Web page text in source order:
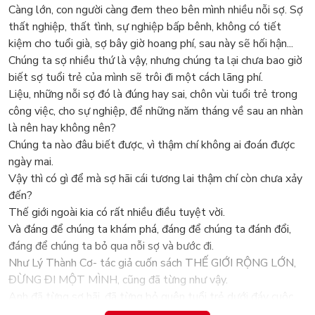
Càng lớn, con người càng đem theo bên mình nhiều nỗi sợ. Sợ
thất nghiệp, thất tình, sự nghiệp bấp bênh, không có tiết
kiệm cho tuổi già, sợ bây giờ hoang phí, sau này sẽ hối hận...
Chúng ta sợ nhiều thứ là vậy, nhưng chúng ta lại chưa bao giờ
biết sợ tuổi trẻ của mình sẽ trôi đi một cách lãng phí.
Liệu, những nỗi sợ đó là đúng hay sai, chôn vùi tuổi trẻ trong
công việc, cho sự nghiệp, để những năm tháng về sau an nhàn
là nên hay không nên?
Chúng ta nào đâu biết được, vì thậm chí không ai đoán được
ngày mai.
Vậy thì có gì để mà sợ hãi cái tương lai thậm chí còn chưa xảy
đến?
Thế giới ngoài kia có rất nhiều điều tuyệt vời.
Và đáng để chúng ta khám phá, đáng để chúng ta đánh đổi,
đáng để chúng ta bỏ qua nỗi sợ và bước đi.
Như Lý Thành Cơ- tác giả cuốn sách THẾ GIỚI RỘNG LỚN,
ĐỪNG ĐI MỘT MÌNH, cũng đã từng như vậy.